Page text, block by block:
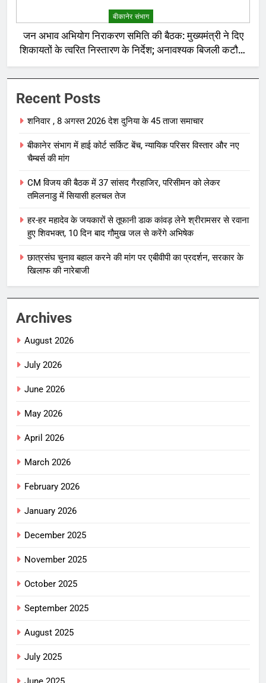
बीकानेर संभाग
जन अभाव अभियोग निराकरण समिति की बैठक: मुख्यमंत्री ने दिए
शिकायतों के त्वरित निस्तारण के निर्देश; अनावश्यक बिजली कटौती
पर सख्त रुख
Recent Posts
शनिवार , 8 अगस्त 2026 देश दुनिया के 45 ताजा समाचार
बीकानेर संभाग में हाई कोर्ट सर्किट बेंच, न्यायिक परिसर विस्तार और नए
चैम्बर्स की मांग
CM विजय की बैठक में 37 सांसद गैरहाजिर, परिसीमन को लेकर
तमिलनाडु में सियासी हलचल तेज
हर-हर महादेव के जयकारों से तूफानी डाक कांवड़ लेने श्रीरामसर से रवाना
हुए शिवभक्त, 10 दिन बाद गौमुख जल से करेंगे अभिषेक
छात्रसंघ चुनाव बहाल करने की मांग पर एबीवीपी का प्रदर्शन, सरकार के
खिलाफ की नारेबाजी
Archives
August 2026
July 2026
June 2026
May 2026
April 2026
March 2026
February 2026
January 2026
December 2025
November 2025
October 2025
September 2025
August 2025
July 2025